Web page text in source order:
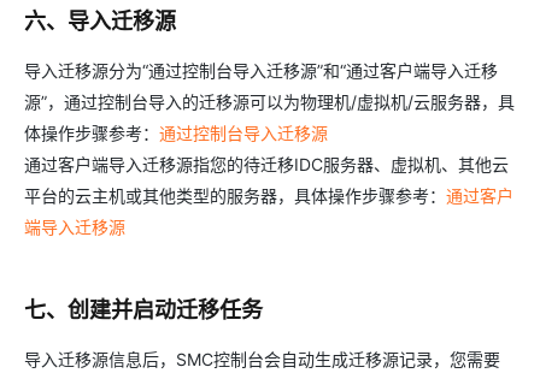
六、导入迁移源
导入迁移源分为“通过控制台导入迁移源”和“通过客户端导入迁移
源”，通过控制台导入的迁移源可以为物理机/虚拟机/云服务器，具
体操作步骤参考： 通过控制台导入迁移源
通过客户端导入迁移源指您的待迁移IDC服务器、虚拟机、其他云
平台的云主机或其他类型的服务器，具体操作步骤参考： 通过客户
端导入迁移源
七、创建并启动迁移任务
导入迁移源信息后，SMC控制台会自动生成迁移源记录，您需要